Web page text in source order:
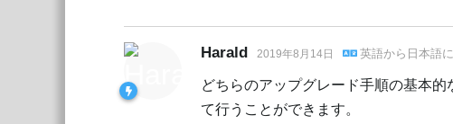
Harald 2019年8月14日 英語から 日本語
どちらのアップグレード手順の基本
て行うことができます。